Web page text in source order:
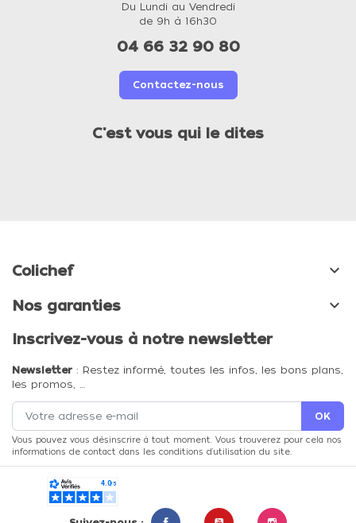
Du Lundi au Vendredi
de 9h à 16h30
04 66 32 90 80
Contactez-nous
C'est vous qui le dites
Colichef 
Nos garanties 
Inscrivez-vous à notre newsletter
Newsletter : Restez informé, toutes les infos, les bons plans,
les promos, …
Vous pouvez vous désinscrire à tout moment. Vous trouverez pour cela nos
informations de contact dans les conditions d'utilisation du site.